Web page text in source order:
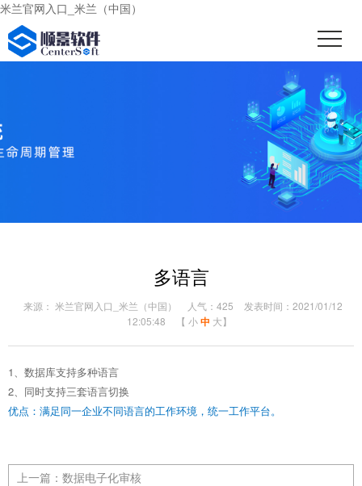
米兰官网入口_米兰（中国）
多语言
来源： 米兰官网入口_米兰（中国） 人气：425
发表时间：2021/01/12
12:05:48
【 小 中 大】
1、数据库支持多种语言
2、同时支持三套语言切换
优点：满足同一企业不同语言的工作环境，统一工作平台。
上一篇： 数据电子化审核